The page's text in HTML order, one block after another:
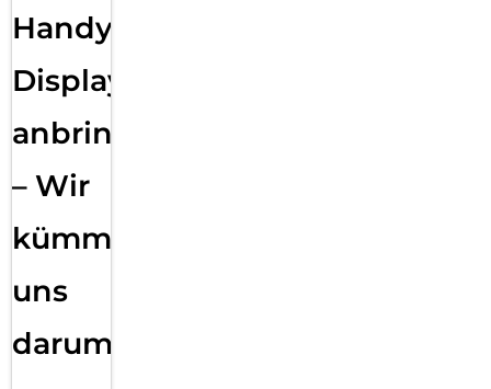
Handy
Displayfolie
anbringen
– Wir
kümmern
uns
darum!